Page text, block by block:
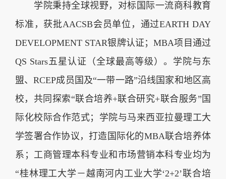
学院秉持全球视野，对标国际一流商科教育
标准，获批AACSB会员单位，通过EARTH DAY
DEVELOPMENT STAR银牌认证；MBA项目通过
QS Stars五星认证（全球最高等级）。学院与东
盟、RCEP成员国及“一带一路”沿线国家和地区高
校，共同探索“联合培养+联合研究+联合服务”国
际化校际合作范式；学院与马来西亚拉曼理工大
学签署合作协议，打造国际化的MBA联合培养体
系；工商管理本科专业和市场营销本科专业均为
“桂林理工大学－越南河内工业大学‘2+2’联合培